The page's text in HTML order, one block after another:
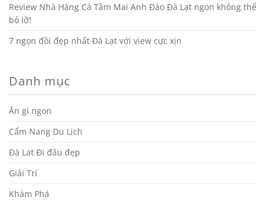
Review Nhà Hàng Cá Tầm Mai Anh Đào Đà Lạt ngon không thể
bỏ lỡ!
7 ngọn đồi đẹp nhất Đà Lạt với view cực xịn
Danh mục
Ăn gì ngon
Cẩm Nang Du Lịch
Đà Lạt Đi đâu đẹp
Giải Trí
Khám Phá